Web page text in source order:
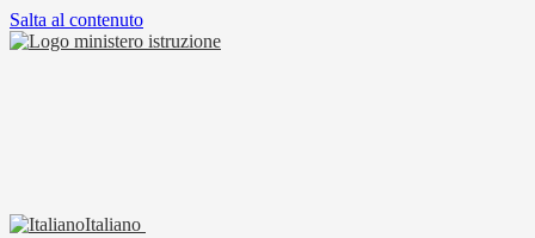
Salta al contenuto
Italiano